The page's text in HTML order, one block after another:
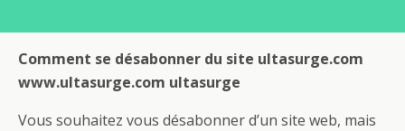
Comment se désabonner du site ultasurge.com
www.ultasurge.com ultasurge
Vous souhaitez vous désabonner d’un site web, mais